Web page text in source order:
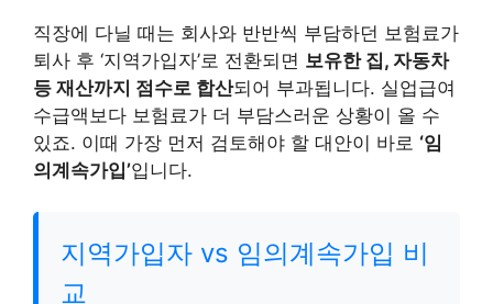
직장에 다닐 때는 회사와 반반씩 부담하던 보험료가
퇴사 후 ‘지역가입자’로 전환되면 보유한 집, 자동차
등 재산까지 점수로 합산되어 부과됩니다. 실업급여
수급액보다 보험료가 더 부담스러운 상황이 올 수
있죠. 이때 가장 먼저 검토해야 할 대안이 바로 ‘임
의계속가입’입니다.
지역가입자 vs 임의계속가입 비
교